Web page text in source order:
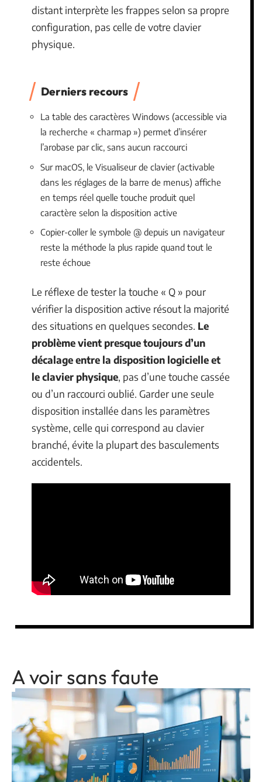
distant interprète les frappes selon sa propre
configuration, pas celle de votre clavier
physique.
Derniers recours
La table des caractères Windows (accessible via
la recherche « charmap ») permet d’insérer
l’arobase par clic, sans aucun raccourci
Sur macOS, le Visualiseur de clavier (activable
dans les réglages de la barre de menus) affiche
en temps réel quelle touche produit quel
caractère selon la disposition active
Copier-coller le symbole @ depuis un navigateur
reste la méthode la plus rapide quand tout le
reste échoue
Le réflexe de tester la touche « Q » pour
vérifier la disposition active résout la majorité
des situations en quelques secondes. Le
problème vient presque toujours d’un
décalage entre la disposition logicielle et
le clavier physique, pas d’une touche cassée
ou d’un raccourci oublié. Garder une seule
disposition installée dans les paramètres
système, celle qui correspond au clavier
branché, évite la plupart des basculements
accidentels.
A voir sans faute